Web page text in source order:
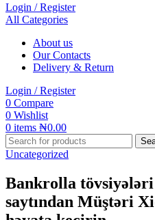
Login / Register
All Categories
About us
Our Contacts
Delivery & Return
Login / Register
0 Compare
0 Wishlist
0 items ₦0.00
Uncategorized
Bankrolla
saytından Müştəri